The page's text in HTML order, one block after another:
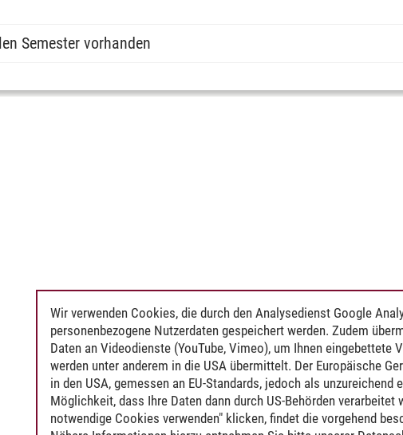
Semester vorhanden
Wir verwenden Cookies, die durch den Analysedienst Google
personenbezogene Nutzerdaten gespeichert werden. Zudem
Daten an Videodienste (YouTube, Vimeo), um Ihnen eingebettete
werden unter anderem in die USA übermittelt. Der Europäische
in den USA, gemessen an EU-Standards, jedoch als
Möglichkeit, dass Ihre Daten dann durch US-Behörden verarbeitet
notwendige Cookies verwenden" klicken, findet die vorgehend